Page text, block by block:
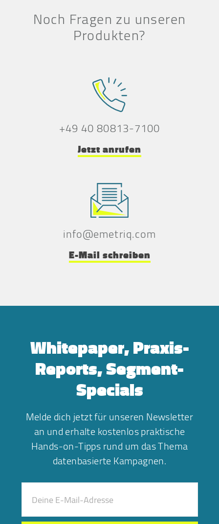
Noch Fragen zu unseren
Produkten?
+49 40 80813-7100
Jetzt anrufen
info@emetriq.com
E-Mail schreiben
Whitepaper, Praxis-
Reports, Segment-
Specials
Melde dich jetzt für unseren Newsletter
an und erhalte kostenlos praktische
Hands-on-Tipps rund um das Thema
datenbasierte Kampagnen.